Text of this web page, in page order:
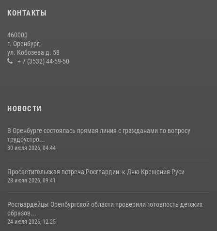
16 июля 2026, 10:15
проведён рейд по строительным объектам
23 июля 2026, 10:47
КОНТАКТЫ
460000
г. Оренбург,
ул. Кобозева д. 58
+ 7 (3532) 44-59-50
НОВОСТИ
В Оренбурге состоялась прямая линия с гражданами по вопросу
трудоустро...
30 июля 2026, 04:44
Просветительская встреча Росгвардии: к Дню Крещения Руси
28 июля 2026, 09:41
Росгвардейцы Оренбургской области проверили готовность детских
образов...
24 июля 2026, 12:25